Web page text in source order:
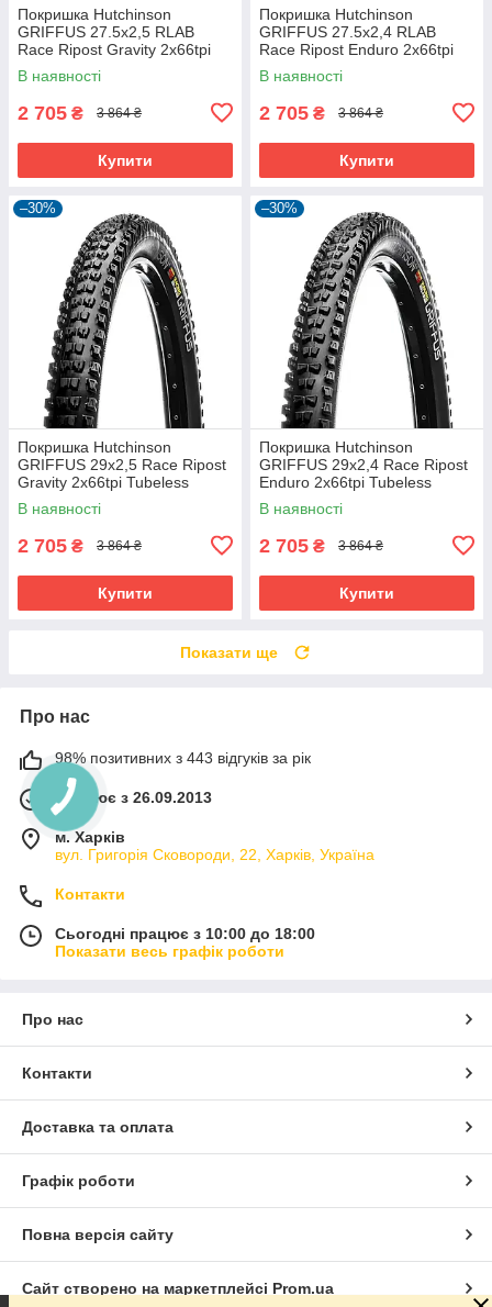
Покришка Hutchinson
GRIFFUS 27.5х2,5 RLAB
Race Ripost Gravity 2x66tpi
Tubeless Ready Складна
Black
В наявності
2 705 ₴ 3 864 ₴
Купити
Покришка Hutchinson
GRIFFUS 27.5х2,4 RLAB
Race Ripost Enduro 2x66tpi
Tubeless Ready Складна
Black
В наявності
2 705 ₴ 3 864 ₴
Купити
–30%
Покришка Hutchinson
GRIFFUS 29х2,5 Race Ripost
Gravity 2x66tpi Tubeless
Ready Складана Black
В наявності
2 705 ₴ 3 864 ₴
Купити
–30%
Покришка Hutchinson
GRIFFUS 29х2,4 Race Ripost
Enduro 2x66tpi Tubeless
Ready Складана Black
В наявності
2 705 ₴ 3 864 ₴
Купити
Показати ще
Про нас
98% позитивних з 443 відгуків за рік
Працює з 26.09.2013
м. Харків
вул. Григорія Сковороди, 22, Харків, Україна
Контакти
Сьогодні працює з 10:00 до 18:00
Показати весь графік роботи
Про нас
Контакти
Доставка та оплата
Графік роботи
Повна версія сайту
Сайт створено на маркетплейсі Prom.ua